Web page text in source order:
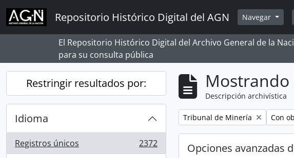
Skip to main content
Repositorio Histórico Digital del AGN Navegar
El Repositorio Histórico Digital del Archivo General de la
para su consulta pública
Restringir resultados por:
Idioma
Registros únicos
, 2372 resultados
2372
Mostrando
Descripción archivística
Remove filter:
Tribunal de Minería Con
Opciones avanzadas